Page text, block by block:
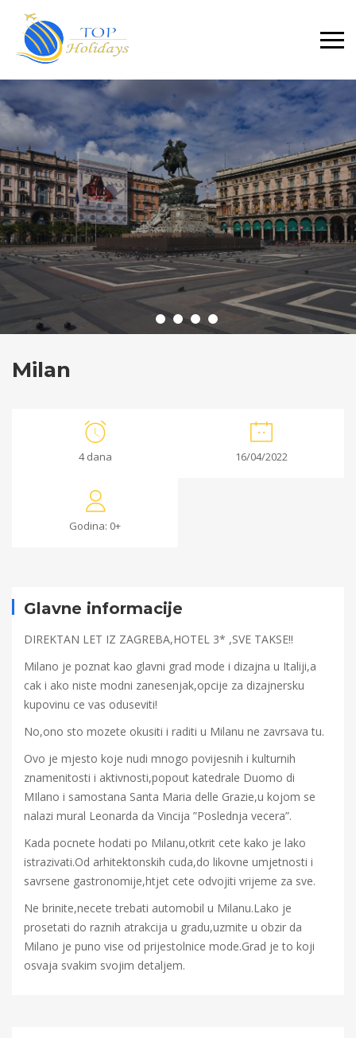
Primary
Menu
Milan
4 dana 16/04/2022
Godina: 0+
Milan
Glavne informacije
DIREKTAN LET IZ ZAGREBA,HOTEL 3* ,SVE TAKSE!!
Milano je poznat kao glavni grad mode i dizajna u Italiji,a
cak i ako niste modni zanesenjak,opcije za dizajnersku
kupovinu ce vas oduseviti!
No,ono sto mozete okusiti i raditi u Milanu ne zavrsava tu.
Ovo je mjesto koje nudi mnogo povijesnih i kulturnih
znamenitosti i aktivnosti,popout katedrale Duomo di
MIlano i samostana Santa Maria delle Grazie,u kojom se
nalazi mural Leonarda da Vincija ”Poslednja vecera”.
Kada pocnete hodati po Milanu,otkrit cete kako je lako
istrazivati.Od arhitektonskih cuda,do likovne umjetnosti i
savrsene gastronomije,htjet cete odvojiti vrijeme za sve.
Ne brinite,necete trebati automobil u Milanu.Lako je
prosetati do raznih atrakcija u gradu,uzmite u obzir da
Milano je puno vise od prijestolnice mode.Grad je to koji
osvaja svakim svojim detaljem.